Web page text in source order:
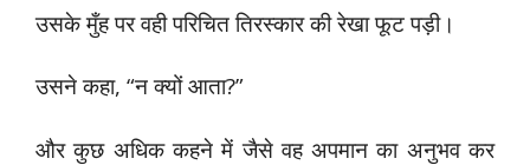
उसके मुँह पर वही परिचित तिरस्कार की रेखा फूट पड़ी।
उसने कहा, “न क्यों आता?”
और कुछ अधिक कहने में जैसे वह अपमान का अनुभव कर